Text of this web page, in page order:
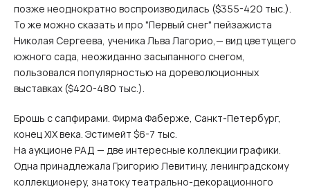
позже неоднократно воспроизводилась ($355-420 тыс.).
То же можно сказать и про "Первый снег" пейзажиста
Николая Сергеева, ученика Льва Лагорио,— вид цветущего
южного сада, неожиданно засыпанного снегом,
пользовался популярностью на дореволюционных
выставках ($420-480 тыс.).
Брошь с сапфирами. Фирма Фаберже, Санкт-Петербург,
конец XIX века. Эстимейт $6-7 тыс.
На аукционе РАД — две интересные коллекции графики.
Одна принадлежала Григорию Левитину, ленинградскому
коллекционеру, знатоку театрально-декорационного